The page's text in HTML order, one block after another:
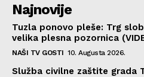
Najnovije
Tuzla ponovo pleše: Trg
velika plesna pozornica
NAŠI TV GOSTI 10. Augusta 2026.
Služba civilne zaštite grada